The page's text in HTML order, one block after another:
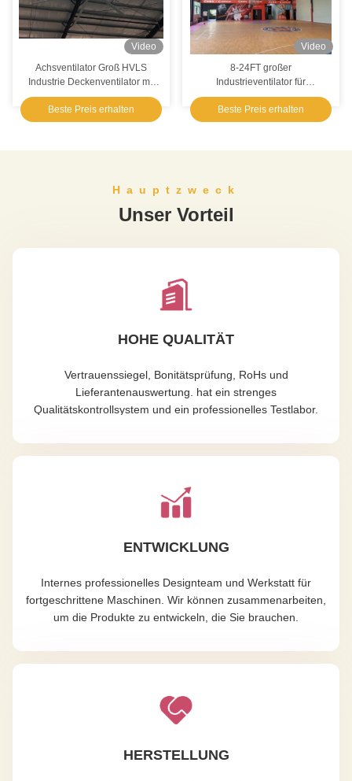
Video
Achsventilator Groß HVLS
Industrie Deckenventilator mit
7,3m Durchmesser Al-Mg
Legierung Blatt Material
Beste Preis erhalten
Video
8-24FT großer
Industrieventilator für
Basketballventilation AC
elektrischer Strom Typ Blatt
Material Aluminium
Beste Preis erhalten
Hauptzweck
Unser Vorteil
HOHE QUALITÄT
Vertrauenssiegel, Bonitätsprüfung, RoHs und
Lieferantenauswertung. hat ein strenges
Qualitätskontrollsystem und ein professionelles Testlabor.
ENTWICKLUNG
Internes professionelles Designteam und Werkstatt für
fortgeschrittene Maschinen. Wir können zusammenarbeiten,
um die Produkte zu entwickeln, die Sie brauchen.
HERSTELLUNG